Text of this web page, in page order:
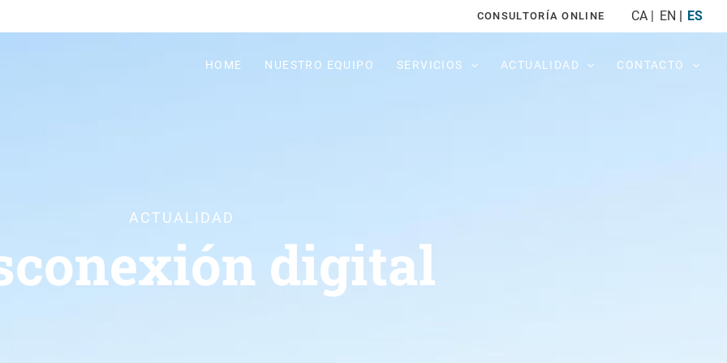
CONSULTORÍA ONLINE CA EN ES
HOME NUESTRO EQUIPO SERVICIOS ACTUALIDAD CONTACTO
ACTUALIDAD
digital